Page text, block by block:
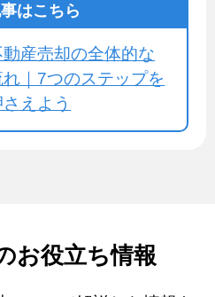
はこちら
動産売却の全体的な
れ｜7つのステップを
えよう
お役立ち情報